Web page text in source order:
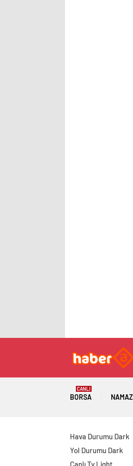
BORSA
CANLI
Hava Durumu Dark
Yol Durumu Dark
Canlı Tv Light